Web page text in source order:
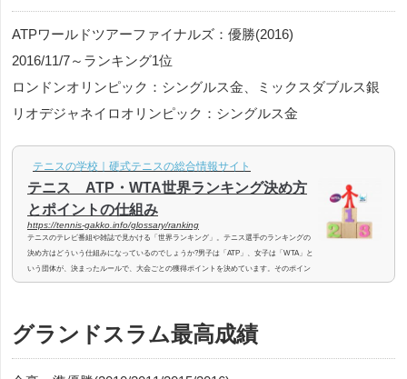
ATPワールドツアーファイナルズ：優勝(2016)
2016/11/7～ランキング1位
ロンドンオリンピック：シングルス金、ミックスダブルス銀
リオデジャネイロオリンピック：シングルス金
テニスの学校｜硬式テニスの総合情報サイト
テニス ATP・WTA世界ランキング決め方
とポイントの仕組み
https://tennis-gakko.info/glossary/ranking
テニスのテレビ番組や雑誌で見かける「世界ランキング」。テニス選手のランキングの
決め方はどういう仕組みになっているのでしょうか?男子は「ATP」、女子は「WTA」と
いう団体が、決まったルールで、大会ごとの獲得ポイントを決めています。そのポイン
トを足したり引いたりして、ランキングを決定し、毎週発表しています。今回はこの
イントの計算の仕組みを理解するこ...
グランドスラム最高成績